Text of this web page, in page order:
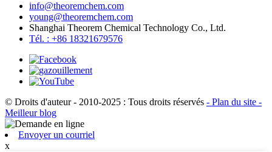
info@theoremchem.com
young@theoremchem.com
Shanghai Theorem Chemical Technology Co., Ltd.
Tél. : +86 18321679576
© Droits d'auteur - 2010-2025 : Tous droits réservés - Plan du site -
Meilleur blog
Envoyer un courriel
x